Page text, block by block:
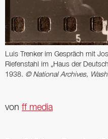
Luis Trenker im Gespräch mit
Riefenstahl im „Haus der
1938. © National Archives,
von ff media